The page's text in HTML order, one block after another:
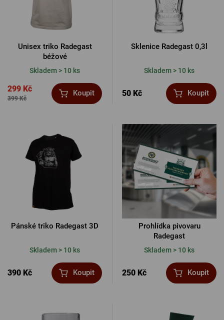
Unisex triko Radegast
béžové
Skladem > 10 ks
399 Kč
299 Kč Koupit
Sklenice Radegast 0,3l
Skladem > 10 ks
50 Kč Koupit
Pánské triko Radegast 3D
Skladem > 10 ks
390 Kč Koupit
Prohlídka pivovaru
Radegast
Skladem > 10 ks
250 Kč Koupit